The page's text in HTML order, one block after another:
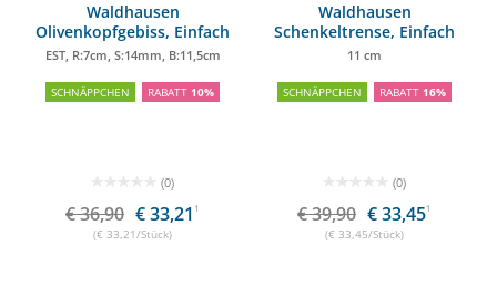
Waldhausen
Olivenkopfgebiss, Einfach
gebrochen
EST, R:7cm, S:14mm, B:11,5cm
SCHNÄPPCHEN RABATT 10%
(0)
€ 36,90 € 33,21 1
(€ 33,21/Stück)
Waldhausen
Schenkeltrense, Einfach
gebrochen
11 cm
SCHNÄPPCHEN RABATT 16%
(0)
€ 39,90 € 33,451
(€ 33,45/Stück)